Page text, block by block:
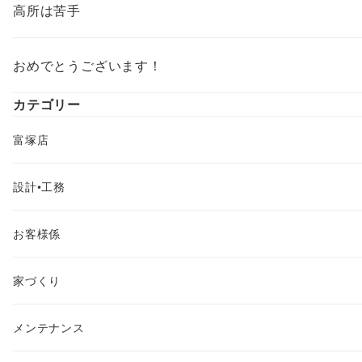
高所は苦手
おめでとうございます！
カテゴリー
富塚店
設計•工務
お客様係
家づくり
メンテナンス